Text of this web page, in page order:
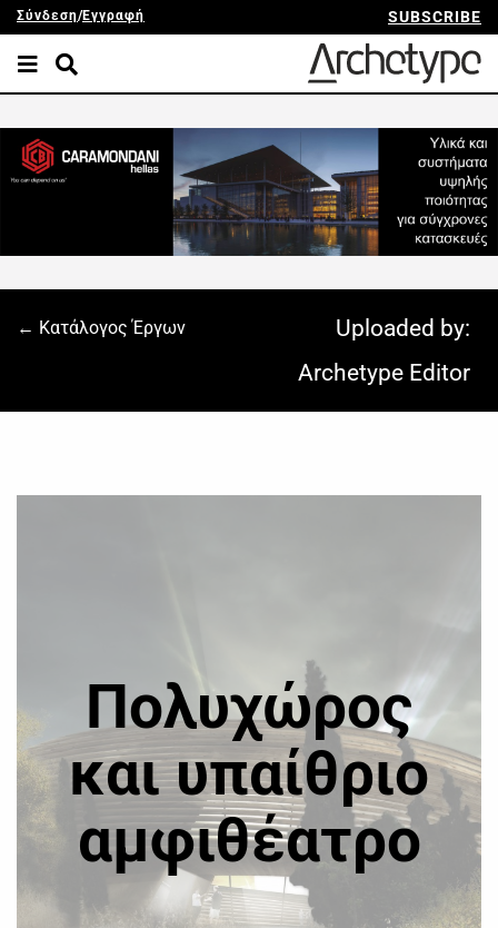
Σύνδεση/Εγγραφή SUBSCRIBE
← Κατάλογος Έργων
Uploaded by:
Archetype Editor
Πολυχώρος
και υπαίθριο
αμφιθέατρο